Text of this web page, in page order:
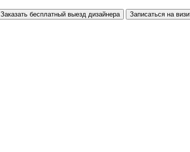
Заказать бесплатный выезд дизайнера Записаться на